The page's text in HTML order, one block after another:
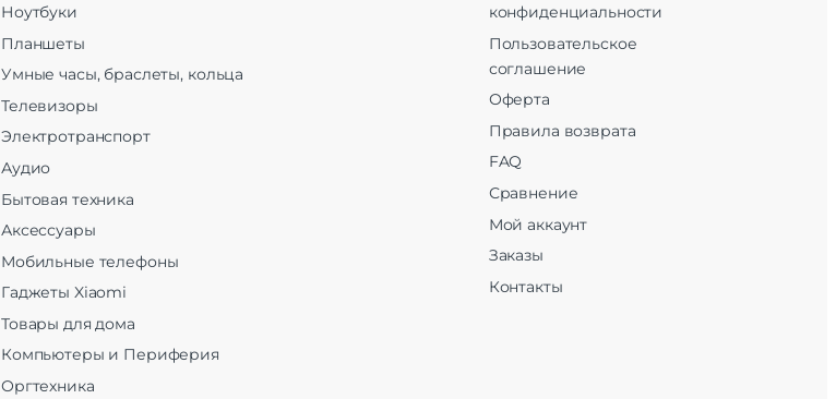
Ноутбуки
Планшеты
Умные часы, браслеты, кольца
Телевизоры
Электротранспорт
Аудио
Бытовая техника
Аксессуары
Мобильные телефоны
Гаджеты Xiaomi
Товары для дома
Компьютеры и Периферия
Оргтехника
конфиденциальности
Пользовательское
соглашение
Оферта
Правила возврата
FAQ
Сравнение
Мой аккаунт
Заказы
Контакты